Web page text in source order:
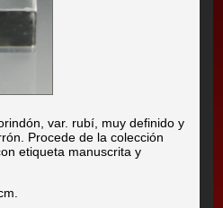
var. rubí, muy definido y
Procede de la colección
etiqueta manuscrita y